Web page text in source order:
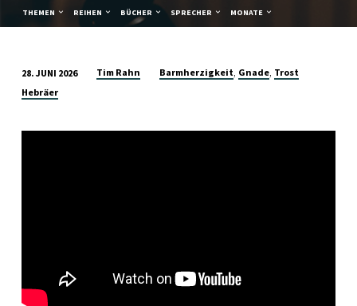
THEMEN REIHEN BÜCHER SPRECHER MONATE
HEBRÄER
16
28. JUNI 2026 Tim Rahn Barmherzigkeit, Gnade, Trost
Hebräer